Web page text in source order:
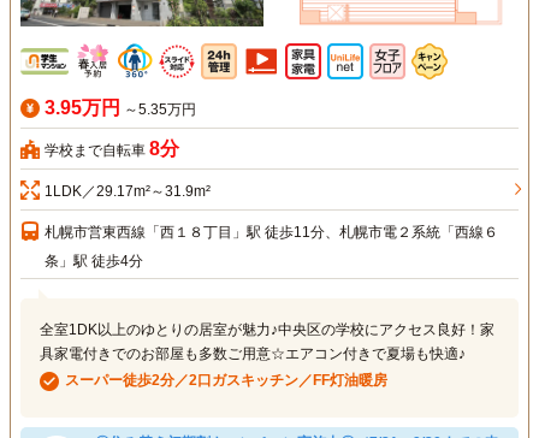
3.95万円 ～5.35万円
学校まで自転車 8分
1LDK／29.17m²～31.9m²
札幌市営東西線「西１８丁目」駅 徒歩11分、札幌市電２系統「西線６
条」駅 徒歩4分
全室1DK以上のゆとりの居室が魅力♪中央区の学校にアクセス良好！家
具家電付きでのお部屋も多数ご用意☆エアコン付きで夏場も快適♪
スーパー徒歩2分／2口ガスキッチン／FF灯油暖房